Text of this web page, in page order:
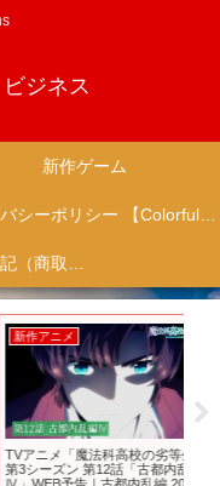
ジネス
新作ゲーム
プライバシーポリシー 【Colorful Creation】
特定商取引法に基づく表記（商取引に関する開示）
ニメ
メ「魔法科高校の劣等生」
ズン 第12話「古都内乱編